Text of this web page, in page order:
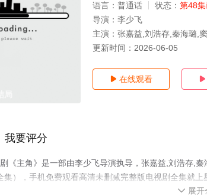
语言： 普通话 状态： 第48
导演： 李少飞
主演： 张嘉益,刘浩存,秦海璐,
更新时间： 2026-06-05
 在线观看 
我要评分
《主角》是一部由李少飞导演执导，张嘉益,刘浩存,
集），手机免费观看高清未删减完整版电视剧全集就
 展开